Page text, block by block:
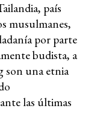
país
musulmanes,
por parte
budista, a
son una etnia
las últimas